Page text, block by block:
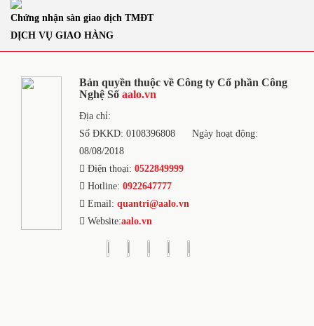
Chứng nhận sàn giao dịch TMĐT
DỊCH VỤ GIAO HÀNG
Bản quyền thuộc về Công ty Cổ phần Công
Nghệ Số aalo.vn
Địa chỉ:
Số ĐKKD: 0108396808
Ngày hoạt động:
08/08/2018
Điện thoại: 0522849999
Hotline: 0922647777
Email: quantri@aalo.vn
Website:aalo.vn